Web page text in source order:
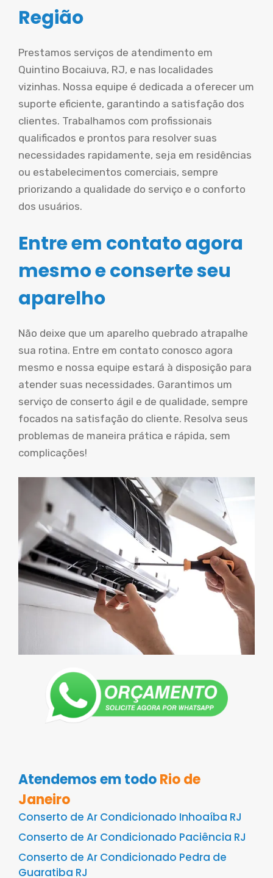
Região
Prestamos serviços de atendimento em
Quintino Bocaiuva, RJ, e nas localidades
vizinhas. Nossa equipe é dedicada a oferecer um
suporte eficiente, garantindo a satisfação dos
clientes. Trabalhamos com profissionais
qualificados e prontos para resolver suas
necessidades rapidamente, seja em residências
ou estabelecimentos comerciais, sempre
priorizando a qualidade do serviço e o conforto
dos usuários.
Entre em contato agora
mesmo e conserte seu
aparelho
Não deixe que um aparelho quebrado atrapalhe
sua rotina. Entre em contato conosco agora
mesmo e nossa equipe estará à disposição para
atender suas necessidades. Garantimos um
serviço de conserto ágil e de qualidade, sempre
focados na satisfação do cliente. Resolva seus
problemas de maneira prática e rápida, sem
complicações!
Atendemos em todoRio de
Janeiro
Conserto de Ar Condicionado Inhoaíba RJ
Conserto de Ar Condicionado Paciência RJ
Conserto de Ar Condicionado Pedra de
Guaratiba RJ